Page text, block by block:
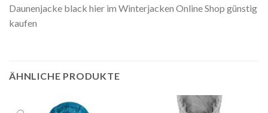
Daunenjacke black hier im Winterjacken Online Shop günstig
kaufen
ÄHNLICHE PRODUKTE